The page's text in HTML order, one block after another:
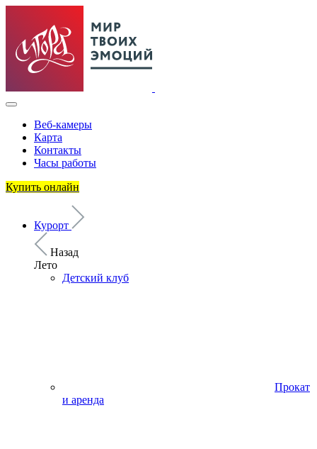
Веб-камеры
Карта
Контакты
Часы работы
Купить онлайн
Курорт
Назад
Лето
Детский клуб
Прокат
и аренда